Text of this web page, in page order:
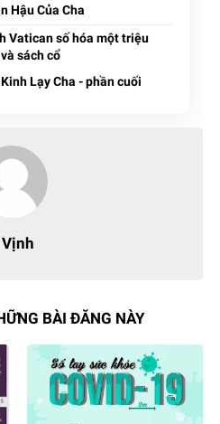
Hậu Của Cha
Vatican số hóa một triệu
sách cổ
Lạy Cha - phần cuối
Vịnh
BÀI ĐĂNG NÀY